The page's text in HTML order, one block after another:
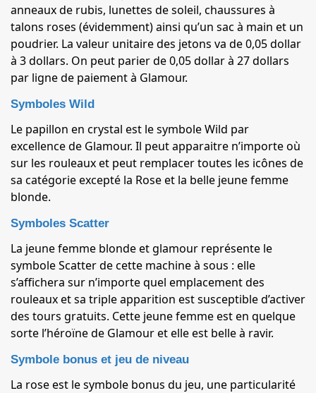
anneaux de rubis, lunettes de soleil, chaussures à
talons roses (évidemment) ainsi qu’un sac à main et un
poudrier. La valeur unitaire des jetons va de 0,05 dollar
à 3 dollars. On peut parier de 0,05 dollar à 27 dollars
par ligne de paiement à Glamour.
Symboles Wild
Le papillon en crystal est le symbole Wild par
excellence de Glamour. Il peut apparaitre n’importe où
sur les rouleaux et peut remplacer toutes les icônes de
sa catégorie excepté la Rose et la belle jeune femme
blonde.
Symboles Scatter
La jeune femme blonde et glamour représente le
symbole Scatter de cette machine à sous : elle
s’affichera sur n’importe quel emplacement des
rouleaux et sa triple apparition est susceptible d’activer
des tours gratuits. Cette jeune femme est en quelque
sorte l’héroïne de Glamour et elle est belle à ravir.
Symbole bonus et jeu de niveau
La rose est le symbole bonus du jeu, une particularité